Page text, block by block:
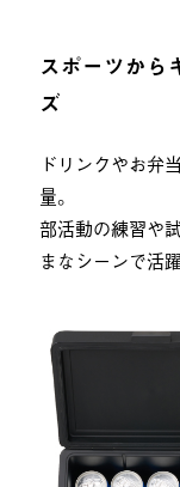
スポーツから
ズ
ドリンクやお弁
量。
部活動の練習や
まなシーンで活